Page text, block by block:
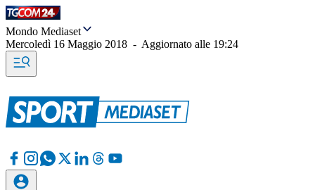
Mondo Mediaset
Mercoledì 16 Maggio 2018 - Aggiornato alle 19:24